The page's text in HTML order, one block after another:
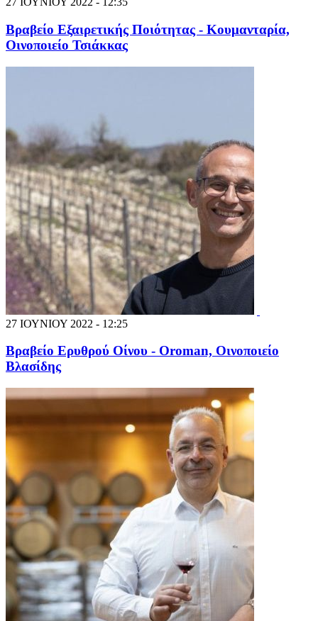
Βραβείο Εξαιρετικής Ποιότητας - Κουμανταρία,
Οινοποιείο Τσιάκκας
27 ΙΟΥΝΙΟΥ 2022 - 12:25
Βραβείο Ερυθρού Οίνου - Orοman, Οινοποιείο
Βλασίδης